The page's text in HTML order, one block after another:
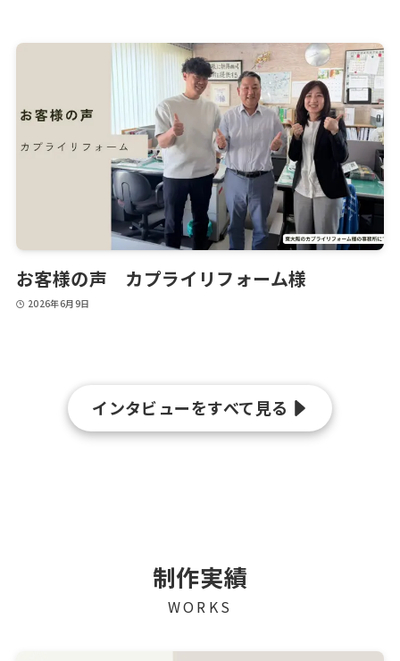
お客様の声 カプライリフォーム様
2026年6月9日
インタビューをすべて見る
制作実績
WORKS